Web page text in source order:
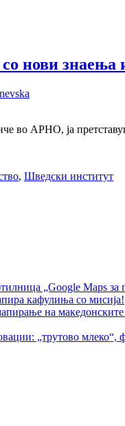
нови знаења
во АРНО, ја
, Шведски институт
„Google Maps за
кафулиња со мисија!
на македонските
„трутово